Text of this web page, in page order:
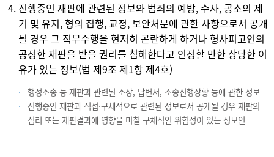
진행중인 재판에 관련된 정보와 범죄의 예방, 수사, 공소의 제
기 및 유지, 형의 집행, 교정, 보안처분에 관한 사항으로서 공개
될 경우 그 직무수행을 현저히 곤란하게 하거나 형사피고인의
공정한 재판을 받을 권리를 침해한다고 인정할 만한 상당한 이
유가 있는 정보(법 제9조 제1항 제4호)
행정소송 등 재판과 관련된 소장, 답변서, 소송진행상황 등에 관한 정보
진행중인 재판과 직접·구체적으로 관련된 정보로서 공개될 경우 재판의
심리 또는 재판결과에 영향을 미칠 구체적인 위험성이 있는 정보인